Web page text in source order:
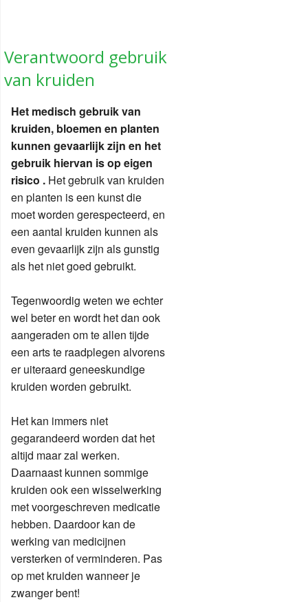
Verantwoord gebruik
van kruiden
Het medisch gebruik van
kruiden, bloemen en planten
kunnen gevaarlijk zijn en het
gebruik hiervan is op eigen
risico . Het gebruik van kruiden
en planten is een kunst die
moet worden gerespecteerd, en
een aantal kruiden kunnen als
even gevaarlijk zijn als gunstig
als het niet goed gebruikt.
Tegenwoordig weten we echter
wel beter en wordt het dan ook
aangeraden om te allen tijde
een arts te raadplegen alvorens
er uiteraard geneeskundige
kruiden worden gebruikt.
Het kan immers niet
gegarandeerd worden dat het
altijd maar zal werken.
Daarnaast kunnen sommige
kruiden ook een wisselwerking
met voorgeschreven medicatie
hebben. Daardoor kan de
werking van medicijnen
versterken of verminderen. Pas
op met kruiden wanneer je
zwanger bent!